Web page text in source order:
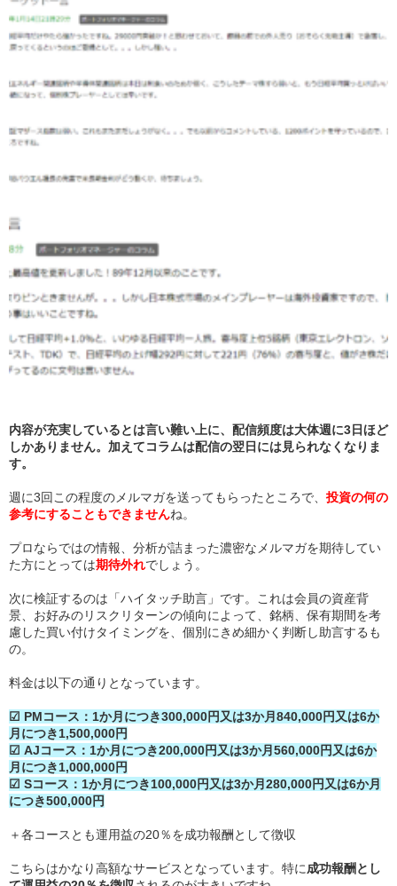
内容が充実しているとは言い難い上に、配信頻度は大体週に3日ほど
しかありません。加えてコラムは配信の翌日には見られなくなりま
す。
週に3回この程度のメルマガを送ってもらったところで、 投資の何の
参考にすることもできませんね。
プロならではの情報、分析が詰まった濃密なメルマガを期待してい
た方にとっては期待外れでしょう。
次に検証するのは「ハイタッチ助言」です。これは会員の資産背
景、お好みのリスクリターンの傾向によって、銘柄、保有期間を考
慮した買い付けタイミングを、個別にきめ細かく判断し助言するも
の。
料金は以下の通りとなっています。
☑ PMコース：1か月につき300,000円又は3か月840,000円又は6か
月につき1,500,000円
☑ AJコース：1か月につき200,000円又は3か月560,000円又は6か
月につき1,000,000円
☑ Sコース：1か月につき100,000円又は3か月280,000円又は6か月
につき500,000円
＋各コースとも運用益の20％を成功報酬として徴収
こちらはかなり高額なサービスとなっています。特に成功報酬とし